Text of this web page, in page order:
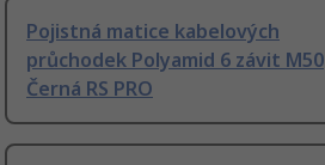
Pojistná matice kabelových
průchodek Polyamid 6 závit M50
Černá RS PRO